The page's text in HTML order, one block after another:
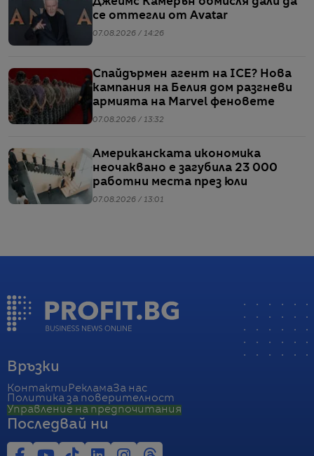
Джеймс Камерън обмисля дали да
се оттегли от Avatar
07.08.2026 / 14:26
Спайдърмен агент на ICE? Нова
кампания на Белия дом разгневи
армията на Marvel феновете
07.08.2026 / 13:32
Американската икономика
неочаквано е загубила 23 000
работни места през юли
07.08.2026 / 13:01
Връзки
Контакти РекламаЗа нас
Политика за поверителност
Управление на предпочитания
Последвай ни